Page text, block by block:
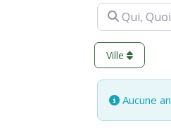
Qui, Quoi ?
Ville
Aucune